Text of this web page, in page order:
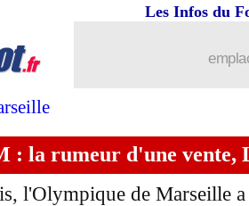
Les Infos du
: la rumeur d'une vente,
l'Olympique de Marseille
: saison terminée pour
tifo du CUP au Parc !
ne rate pas Marcelo